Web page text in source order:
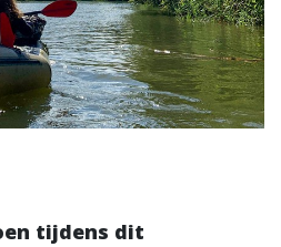
tijdens dit